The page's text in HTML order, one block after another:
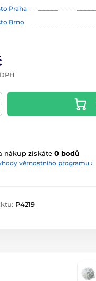
Praha
Brno
nákup získáte 0 bodů
věrnostního programu ›
P4219